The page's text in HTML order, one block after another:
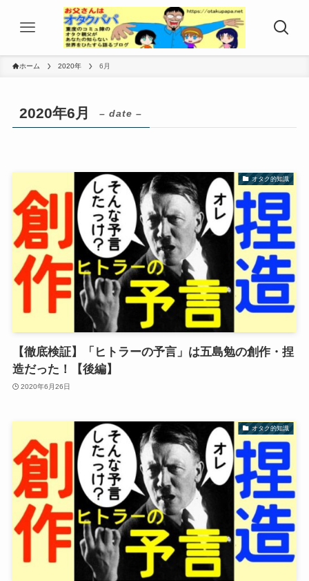
ホーム 2020年 6月
2020年6月 – date –
オタク的知識
【徹底検証】「ヒトラーの予言」は五島勉の創作・捏
造だった！【後編】
2020年6月26日
オタク的知識